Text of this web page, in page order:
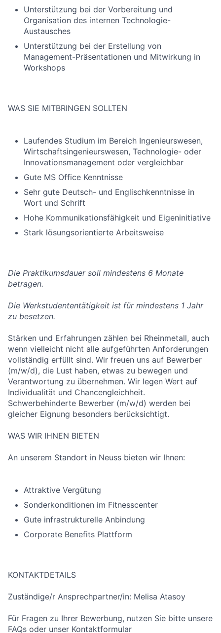
Unterstützung bei der Vorbereitung und
Organisation des internen Technologie-
Austausches
Unterstützung bei der Erstellung von
Management-Präsentationen und Mitwirkung in
Workshops
WAS SIE MITBRINGEN SOLLTEN
Laufendes Studium im Bereich Ingenieurswesen,
Wirtschaftsingenieurswesen, Technologie- oder
Innovationsmanagement oder vergleichbar
Gute MS Office Kenntnisse
Sehr gute Deutsch- und Englischkenntnisse in
Wort und Schrift
Hohe Kommunikationsfähigkeit und Eigeninitiative
Stark lösungsorientierte Arbeitsweise
Die Praktikumsdauer soll mindestens 6 Monate
betragen.
Die Werkstudententätigkeit ist für mindestens 1 Jahr
zu besetzen.
Stärken und Erfahrungen zählen bei Rheinmetall, auch
wenn vielleicht nicht alle aufgeführten Anforderungen
vollständig erfüllt sind. Wir freuen uns auf Bewerber
(m/w/d), die Lust haben, etwas zu bewegen und
Verantwortung zu übernehmen. Wir legen Wert auf
Individualität und Chancengleichheit.
Schwerbehinderte Bewerber (m/w/d) werden bei
gleicher Eignung besonders berücksichtigt.
WAS WIR IHNEN BIETEN
An unserem Standort in Neuss bieten wir Ihnen:
Attraktive Vergütung
Sonderkonditionen im Fitnesscenter
Gute infrastrukturelle Anbindung
Corporate Benefits Plattform
KONTAKTDETAILS
Zuständige/r Ansprechpartner/in: Melisa Atasoy
Für Fragen zu Ihrer Bewerbung, nutzen Sie bitte unsere
FAQs oder unser Kontaktformular